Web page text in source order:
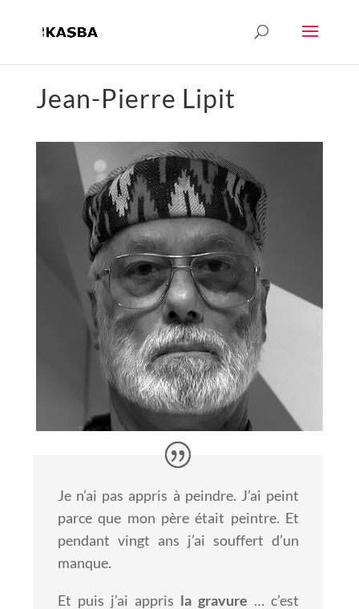
Jean-Pierre Lipit
Je n’ai pas appris à peindre. J’ai peint
parce que mon père était peintre. Et
pendant vingt ans j’ai souffert d’un
manque.
Et puis j’ai appris la gravure … c’est